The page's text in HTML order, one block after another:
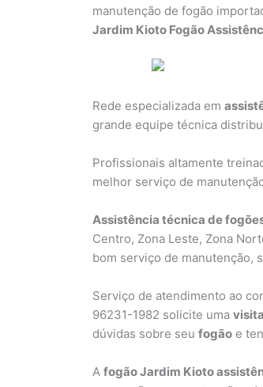
manutenção de fogão
Jardim Kioto Fogão
Rede especializada em
grande equipe técnica
Profissionais altamente
melhor serviço de
Assistência técnica de
Centro, Zona Leste, Zona
bom serviço de manutenção,
Serviço de atendimento ao
96231-1982 solicite uma
dúvidas sobre seu fogão e
A fogão Jardim Kioto